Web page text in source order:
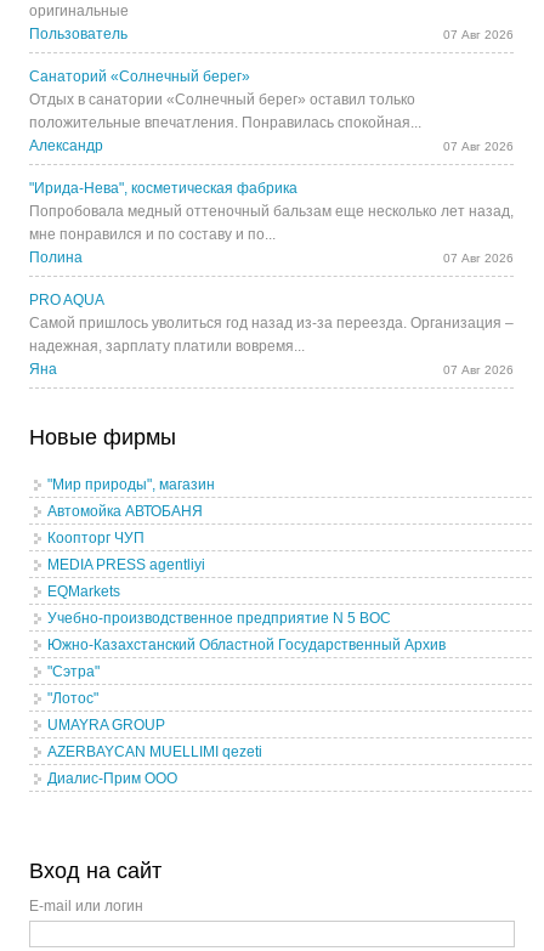
оригинальные
Пользователь
07 Авг 2026
Санаторий «Солнечный берег»
Отдых в санатории «Солнечный берег» оставил только
положительные впечатления. Понравилась спокойная...
Александр
07 Авг 2026
"Ирида-Нева", косметическая фабрика
Попробовала медный оттеночный бальзам еще несколько лет назад,
мне понравился и по составу и по...
Полина
07 Авг 2026
PRO AQUA
Самой пришлось уволиться год назад из-за переезда. Организация –
надежная, зарплату платили вовремя...
Яна
07 Авг 2026
Новые фирмы
"Мир природы", магазин
Автомойка АВТОБАНЯ
Коопторг ЧУП
MEDIA PRESS agentliyi
EQMarkets
Учебно-производственное предприятие N 5 ВОС
Южно-Казахстанский Областной Государственный Архив
"Сэтра"
"Лотос"
UMAYRA GROUP
AZERBAYCAN MUELLIMI qezeti
Диалис-Прим ООО
Вход на сайт
E-mail или логин